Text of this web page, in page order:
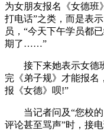
为女朋友报名《女德班
打电话”之类，而是表
员，“今天下午学员都
期了……”
接下来她表示女德班
完《弟子规》才能报名
报《女德》呗!”
当记者问及“您校的
评论甚至骂声”时，接